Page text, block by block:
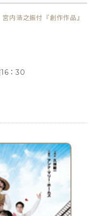
内浩之振付『創作作品』
：30